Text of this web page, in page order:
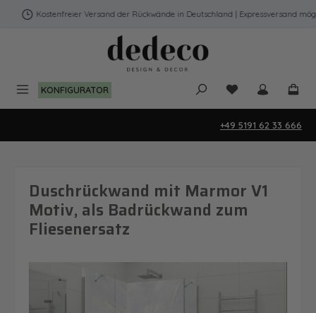
Zum Hauptinhalt springen
Kostenfreier Versand der Rückwände in Deutschland | Expressversand
KONFIGURATOR Du hast 0
+49 5191 62 33 666
Duschrückwand mit Marmor V1
Motiv, als Badrückwand zum
Fliesenersatz